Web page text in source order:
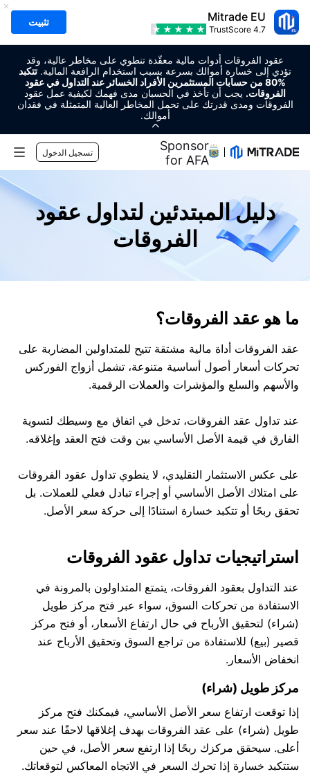
Mitrade EU
TrustScore 4.7
تثبيت
عقود الفروقات أدوات مالية معقّدة تنطوي على مخاطر عالية، وقد
تؤدي إلى خسارة أموالك بسرعة بسبب استخدام الرافعة المالية. تتكبد
%80 من حسابات المستثمرين الأفراد الخسائر عند التداول في عقود
الفروقات. يجب أن تأخذ في الحسبان مدى فهمك لكيفية عمل عقود
الفروقات ومدى قدرتك على تحمل المخاطر العالية المتمثلة في فقدان
أموالك.
Regional Sponsor
for AFA
تسجيل الدخول
الفوركس
السلع
المؤشرات
صناديق المؤشرات المتداولة
التداول
منصة التداول
أدوات السوق
التقويم الاقتصادي
الأخبار
التعليم
الأساسيات
الشركة
الرعاية AFA
مركز الوسائط
المستندات القانونية
الدعم
تواصل معنا
الأسئلة الشائعة
Deutsch
Nederlands
Italiano
Português
Polski
العربية
简体中文
繁體中文
한국어
ไทย
دليل المبتدئين لتداول عقود
الفروقات
ما هو عقد الفروقات؟
عقد الفروقات أداة مالية مشتقة تتيح للمتداولين المضاربة على
تحركات أسعار أصول أساسية متنوعة، تشمل أزواج الفوركس
والأسهم والسلع والمؤشرات والعملات الرقمية.
عند تداول عقد الفروقات، تدخل في اتفاق مع وسيطك لتسوية
الفارق في قيمة الأصل الأساسي بين وقت فتح العقد وإغلاقه.
على عكس الاستثمار التقليدي، لا ينطوي تداول عقود الفروقات
على امتلاك الأصل الأساسي أو إجراء تبادل فعلي للعملات. بل
تحقق ربحًا أو تتكبد خسارة استنادًا إلى حركة سعر الأصل.
استراتيجيات تداول عقود الفروقات
عند التداول بعقود الفروقات، يتمتع المتداولون بالمرونة في
الاستفادة من تحركات السوق، سواء عبر فتح مركز طويل
(شراء) لتحقيق الأرباح في حال ارتفاع الأسعار، أو فتح مركز
قصير (بيع) للاستفادة من تراجع السوق وتحقيق الأرباح عند
انخفاض الأسعار.
مركز طويل (شراء)
إذا توقعت ارتفاع سعر الأصل الأساسي، فيمكنك فتح مركز
طويل (شراء) على عقد الفروقات بهدف إغلاقها لاحقًا عند سعر
أعلى. سيحقق مركزك ربحًا إذا ارتفع سعر الأصل، في حين
ستتكبد خسارة إذا تحرك السعر في الاتجاه المعاكس لتوقعاتك.